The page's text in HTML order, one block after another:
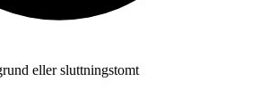
eller sluttningstomt